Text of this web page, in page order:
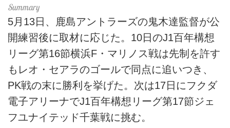
5月13日、鹿島アントラーズの鬼木達監督が公
開練習後に取材に応じた。10日のJ1百年構想
リーグ第16節横浜F・マリノス戦は先制を許す
もレオ・セアラのゴールで同点に追いつき、
PK戦の末に勝利を挙げた。次は17日にフクダ
電子アリーナでJ1百年構想リーグ第17節ジェ
フユナイテッド千葉戦に挑む。